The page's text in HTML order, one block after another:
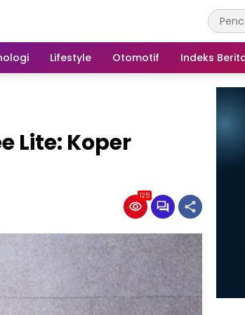
Lifestyle Otomotif Indeks
Lite: Koper
125